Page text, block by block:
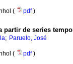
( pdf)
de series
; Paruelo, José
( pdf)